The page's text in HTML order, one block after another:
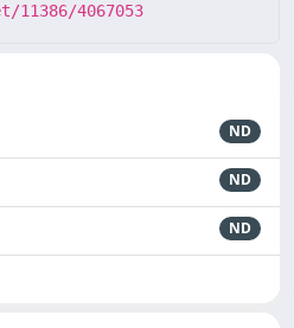
4067053
ND
ND
ND